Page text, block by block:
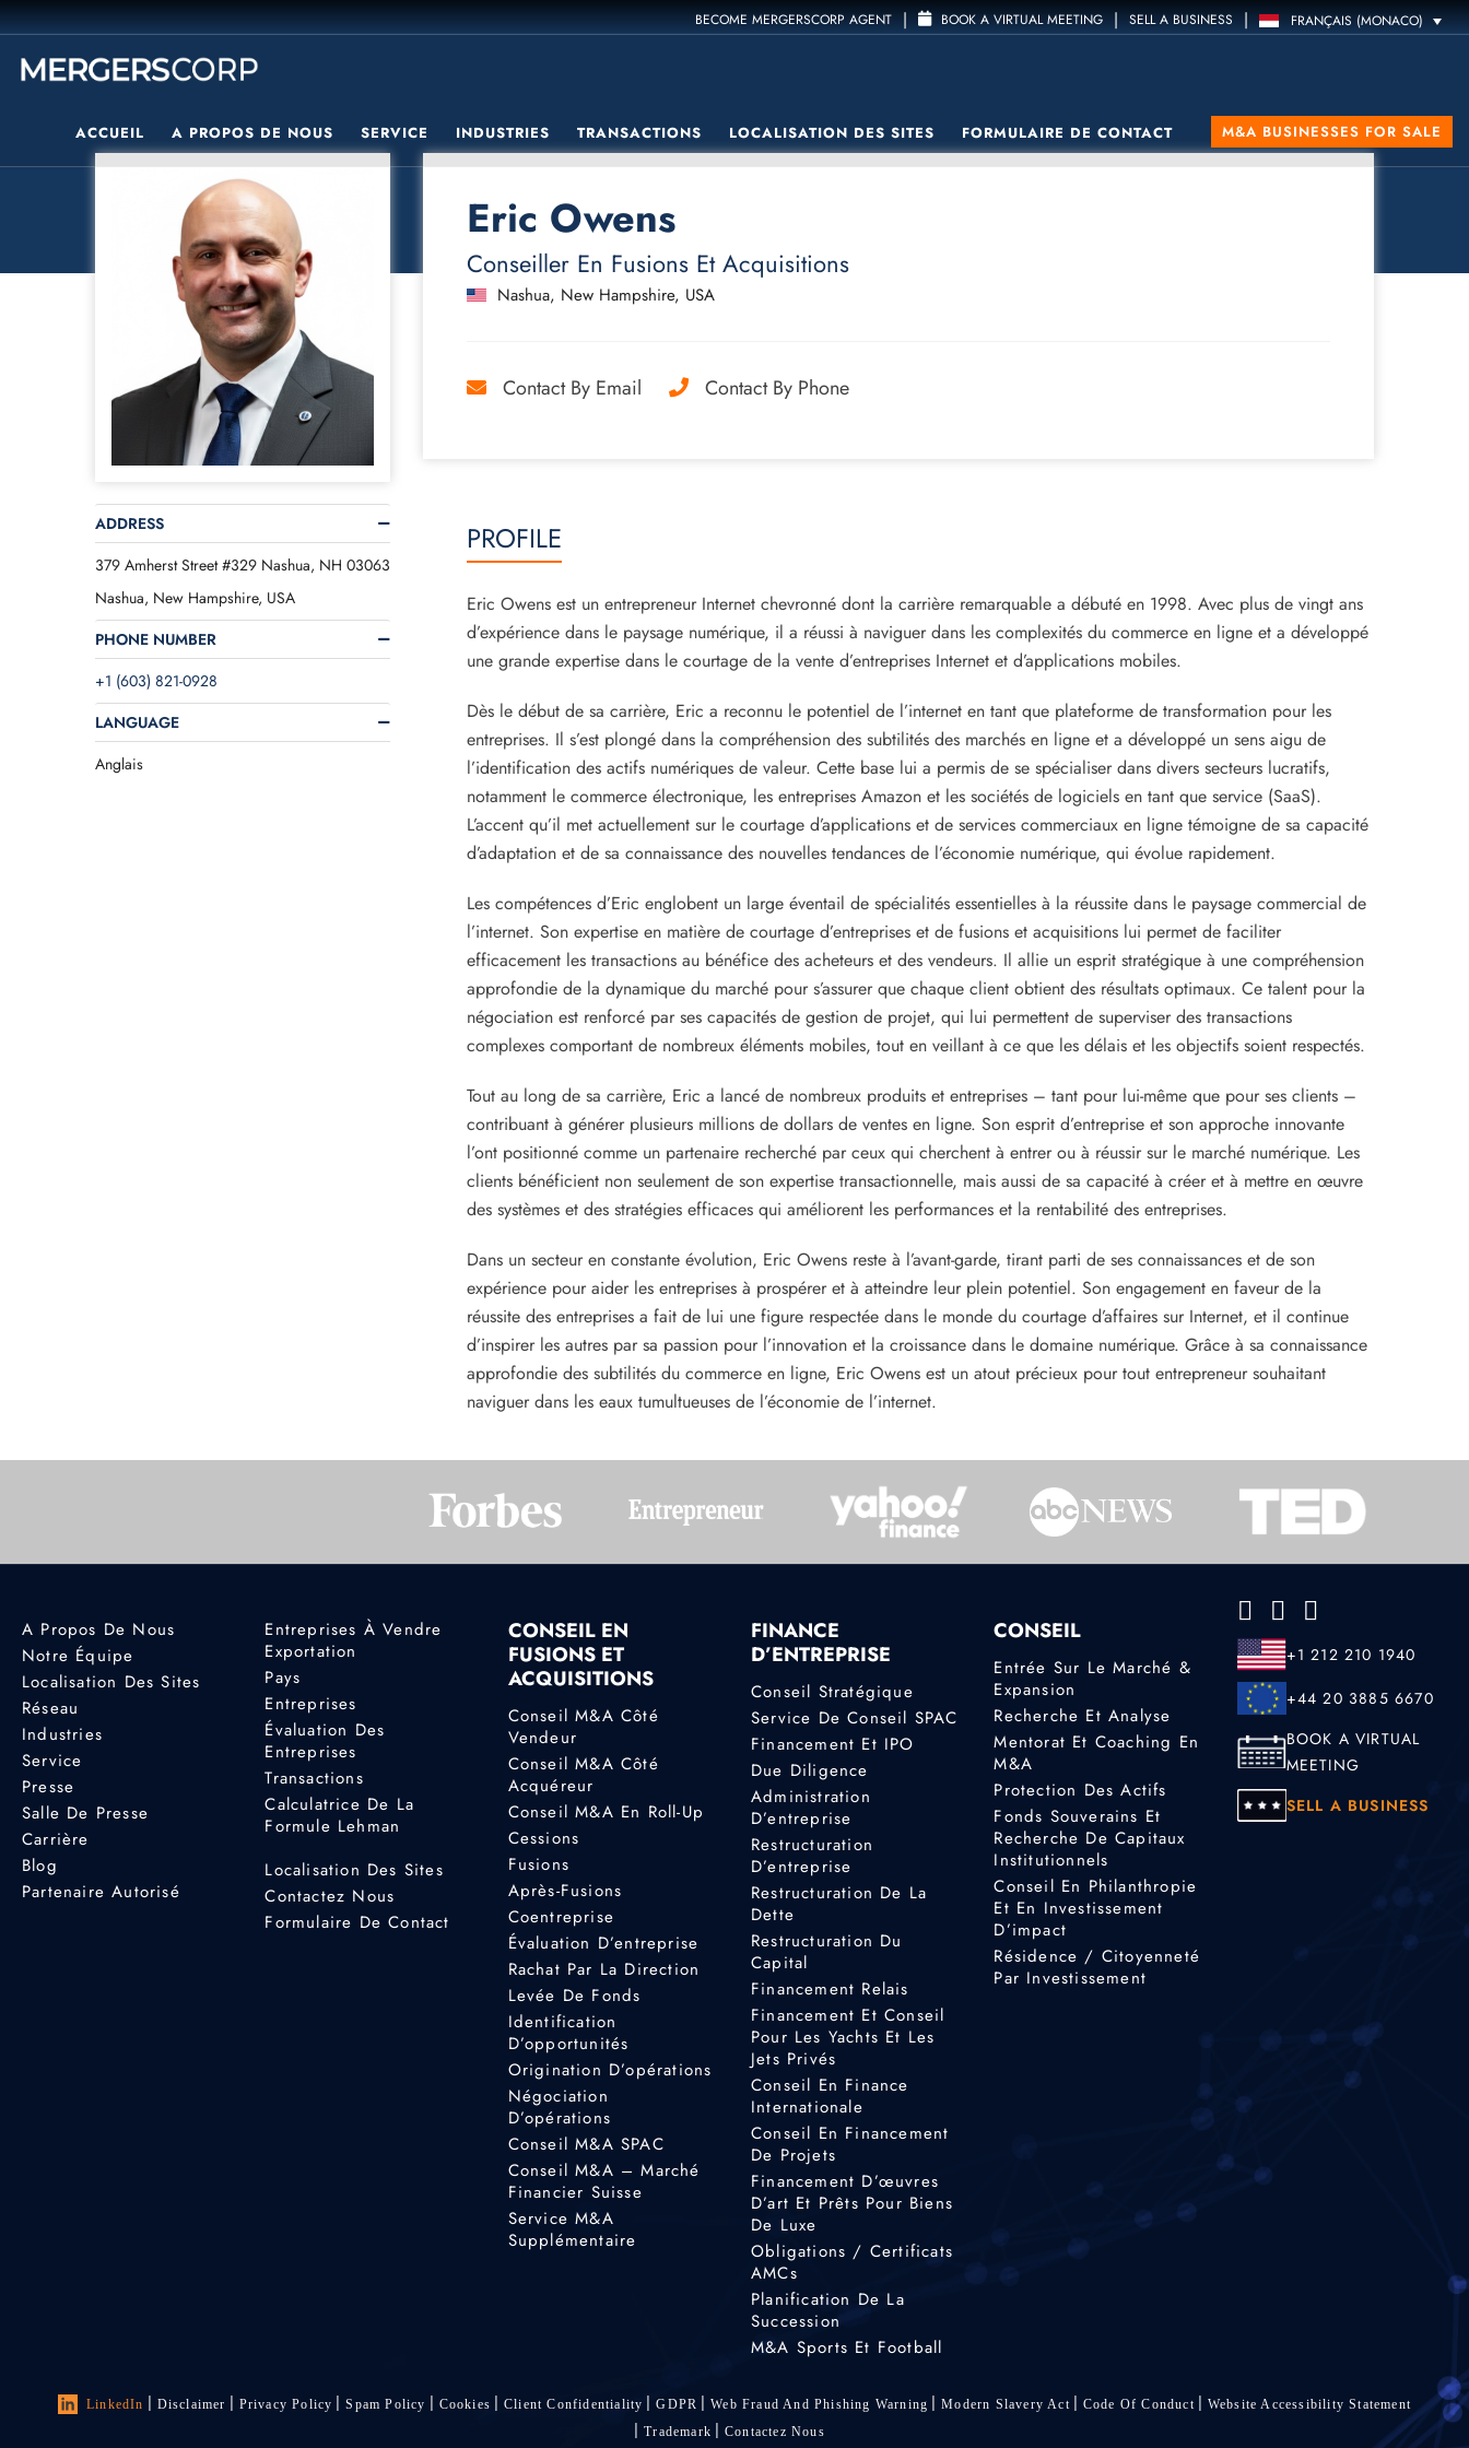
BECOME MERGERSCORP AGENT | BOOK A VIRTUAL MEETING | SELL A BUSINESS | FRANÇAIS (MONACO)
ACCUEIL A PROPOS DE NOUS SERVICE INDUSTRIES TRANSACTIONS LOCALISATION DES SITES FORMULAIRE DE CONTACT M&A BUSINESSES FOR SALE
Eric Owens
Conseiller En Fusions Et Acquisitions
Nashua, New Hampshire, USA
Contact By Email Contact By Phone
ADDRESS
379 Amherst Street #329 Nashua, NH 03063
Nashua, New Hampshire, USA
PHONE NUMBER
+1 (603) 821-0928
LANGUAGE
Anglais
PROFILE
Eric Owens est un entrepreneur Internet chevronné dont la carrière remarquable a débuté en 1998. Avec plus de vingt ans
d’expérience dans le paysage numérique, il a réussi à naviguer dans les complexités du commerce en ligne et a développé
une grande expertise dans le courtage de la vente d’entreprises Internet et d’applications mobiles.
Dès le début de sa carrière, Eric a reconnu le potentiel de l’internet en tant que plateforme de transformation pour les
entreprises. Il s’est plongé dans la compréhension des subtilités des marchés en ligne et a développé un sens aigu de
l’identification des actifs numériques de valeur. Cette base lui a permis de se spécialiser dans divers secteurs lucratifs,
notamment le commerce électronique, les entreprises Amazon et les sociétés de logiciels en tant que service (SaaS).
L’accent qu’il met actuellement sur le courtage d’applications et de services commerciaux en ligne témoigne de sa capacité
d’adaptation et de sa connaissance des nouvelles tendances de l’économie numérique, qui évolue rapidement.
Les compétences d’Eric englobent un large éventail de spécialités essentielles à la réussite dans le paysage commercial de
l’internet. Son expertise en matière de courtage d’entreprises et de fusions et acquisitions lui permet de faciliter
efficacement les transactions au bénéfice des acheteurs et des vendeurs. Il allie un esprit stratégique à une compréhension
approfondie de la dynamique du marché pour s’assurer que chaque client obtient des résultats optimaux. Ce talent pour la
négociation est renforcé par ses capacités de gestion de projet, qui lui permettent de superviser des transactions
complexes comportant de nombreux éléments mobiles, tout en veillant à ce que les délais et les objectifs soient respectés.
Tout au long de sa carrière, Eric a lancé de nombreux produits et entreprises – tant pour lui-même que pour ses clients –
contribuant à générer plusieurs millions de dollars de ventes en ligne. Son esprit d’entreprise et son approche innovante
l’ont positionné comme un partenaire recherché par ceux qui cherchent à entrer ou à réussir sur le marché numérique. Les
clients bénéficient non seulement de son expertise transactionnelle, mais aussi de sa capacité à créer et à mettre en œuvre
des systèmes et des stratégies efficaces qui améliorent les performances et la rentabilité des entreprises.
Dans un secteur en constante évolution, Eric Owens reste à l’avant-garde, tirant parti de ses connaissances et de son
expérience pour aider les entreprises à prospérer et à atteindre leur plein potentiel. Son engagement en faveur de la
réussite des entreprises a fait de lui une figure respectée dans le monde du courtage d’affaires sur Internet, et il continue
d’inspirer les autres par sa passion pour l’innovation et la croissance dans le domaine numérique. Grâce à sa connaissance
approfondie des subtilités du commerce en ligne, Eric Owens est un atout précieux pour tout entrepreneur souhaitant
naviguer dans les eaux tumultueuses de l’économie de l’internet.
A Propos De Nous
Notre Équipe
Localisation Des Sites
Réseau
Industries
Service
Presse
Salle De Presse
Carrière
Blog
Partenaire Autorisé
Entreprises À Vendre
Exportation
Pays
Entreprises
Évaluation Des
Entreprises
Transactions
Calculatrice De La
Formule Lehman
Localisation Des Sites
Contactez Nous
Formulaire De Contact
CONSEIL EN
FUSIONS ET
ACQUISITIONS
Conseil M&A Côté
Vendeur
Conseil M&A Côté
Acquéreur
Conseil M&A En Roll-Up
Cessions
Fusions
Après-Fusions
Coentreprise
Évaluation D’entreprise
Rachat Par La Direction
Levée De Fonds
Identification
D’opportunités
Origination D’opérations
Négociation
D’opérations
Conseil M&A SPAC
Conseil M&A – Marché
Financier Suisse
Service M&A
Supplémentaire
FINANCE
D’ENTREPRISE
Conseil Stratégique
Service De Conseil SPAC
Financement Et IPO
Due Diligence
Administration
D’entreprise
Restructuration
D’entreprise
Restructuration De La
Dette
Restructuration Du
Capital
Financement Relais
Financement Et Conseil
Pour Les Yachts Et Les
Jets Privés
Conseil En Finance
Internationale
Conseil En Financement
De Projets
Financement D’œuvres
D’art Et Prêts Pour Biens
De Luxe
Obligations / Certificats
AMCs
Planification De La
Succession
M&A Sports Et Football
CONSEIL
Entrée Sur Le Marché &
Expansion
Recherche Et Analyse
Mentorat Et Coaching En
M&A
Protection Des Actifs
Fonds Souverains Et
Recherche De Capitaux
Institutionnels
Conseil En Philanthropie
Et En Investissement
D’impact
Résidence / Citoyenneté
Par Investissement
+1 212 210 1940
+44 20 3885 6670
BOOK A VIRTUAL
MEETING
SELL A BUSINESS
LinkedIn Disclaimer Privacy Policy Spam Policy Cookies Client Confidentiality GDPR Web Fraud And Phishing Warning Modern Slavery Act Code Of Conduct
Website Accessibility Statement
Trademark
Contactez Nous